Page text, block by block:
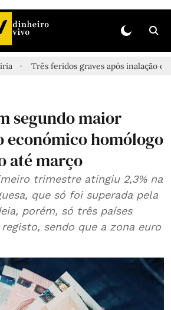
graves após inalação de vapores
segundo maior
económico homólogo
até março
trimestre atingiu 2,3% na
que só foi superada pela
porém, só três países
sendo que a zona euro